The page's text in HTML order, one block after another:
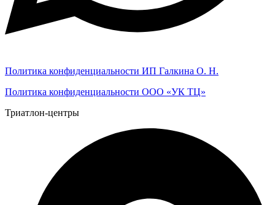
Политика конфиденциальности ИП Галкина О. Н.
Политика конфиденциальности ООО «УК ТЦ»
Триатлон-центры